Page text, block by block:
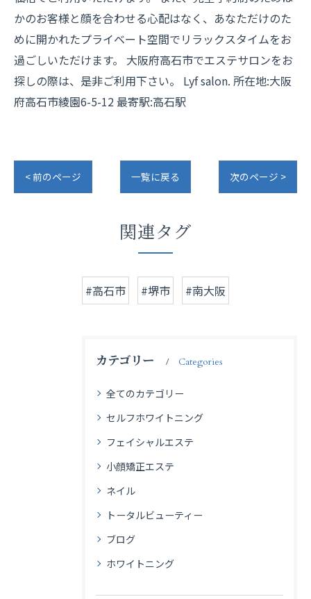
かのお客様と顔を合わせる心配はなく、あなただけのた
めに開かれたプライベート空間でリラックスタイムをお
過ごしいただけます。 大阪府高石市でエステサロンをお
探しの際は、是非ご利用下さい。 Lyf salon. 所在地:大阪
府高石市綾園6-5-12 最寄駅:高石駅
< 前のページ 一覧に戻る 次のページ >
関連タグ
#高石市 #堺市 #南大阪
カテゴリー Categories
全てのカテゴリー
セルフホワイトニング
フェイシャルエステ
小顔矯正エステ
ネイル
トータルビューティー
ブログ
ホワイトニング